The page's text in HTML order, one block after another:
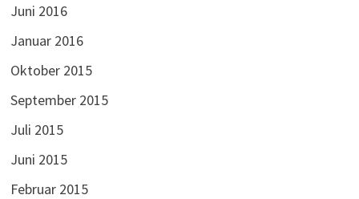
Juni 2016
Januar 2016
Oktober 2015
September 2015
Juli 2015
Juni 2015
Februar 2015